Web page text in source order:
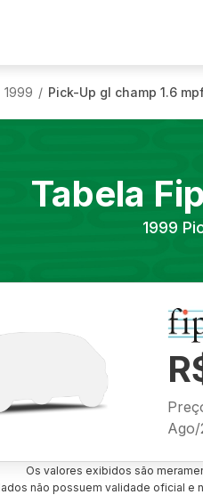
1999 / Pick-Up gl champ 1.6
Tabela
1999
Ago/
Os valores exibidos são
não possuem validade oficial e